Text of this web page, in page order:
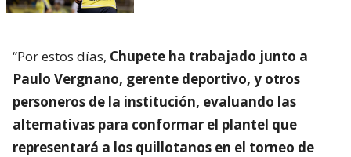
“Por estos días, Chupete ha trabajado junto a
Paulo Vergnano, gerente deportivo, y otros
personeros de la institución, evaluando las
alternativas para conformar el plantel que
representará a los quillotanos en el torneo de